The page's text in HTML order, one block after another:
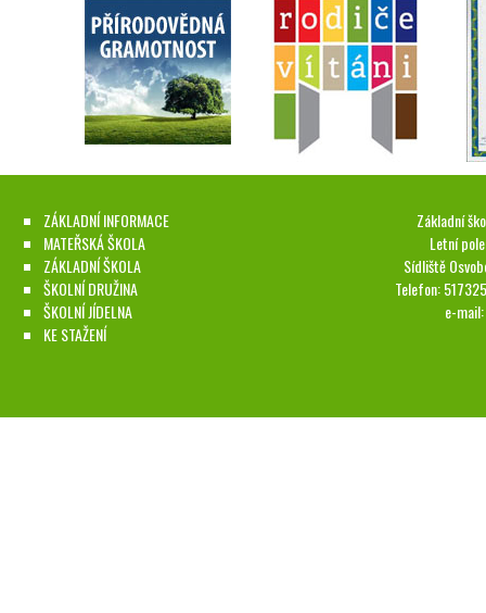
ZÁKLADNÍ INFORMACE
MATEŘSKÁ ŠKOLA
ZÁKLADNÍ ŠKOLA
ŠKOLNÍ DRUŽINA
ŠKOLNÍ JÍDELNA
KE STAŽENÍ
Základní
Letní
Sídliště
Telefon:
e-mail: